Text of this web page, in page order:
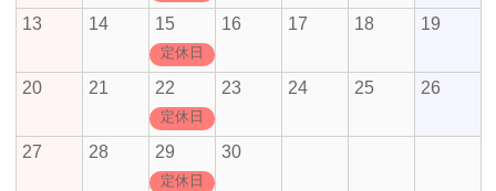
13 14 15
定休日
16 17 18 19
20 21 22
定休日
23 24 25 26
27 28 29
定休日
30